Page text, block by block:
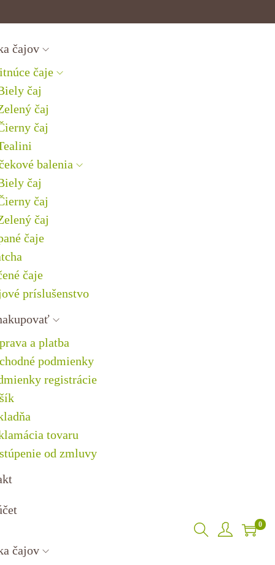
čajov
čaje
čaj
čaj
čaj
balenia
čaj
čaj
čaj
čaje
čaje
príslušenstvo
a platba
podmienky
registrácie
tovaru
od zmluvy
čajov
0